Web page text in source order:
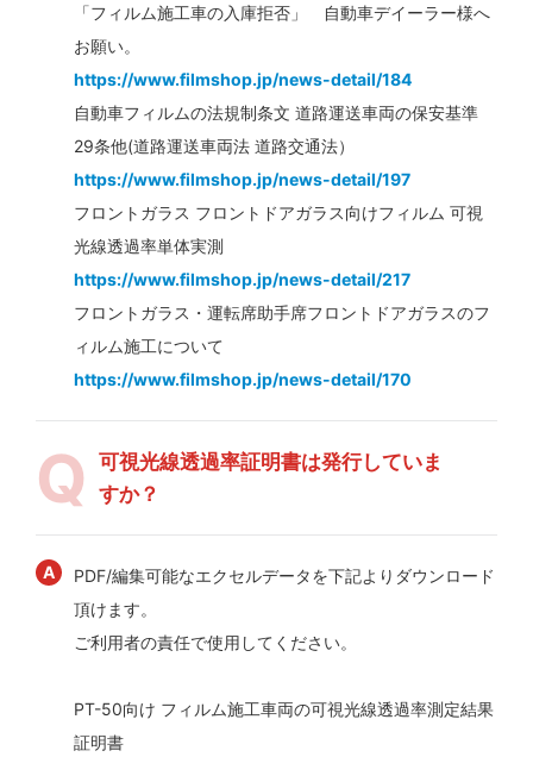
「フィルム施工車の入庫拒否」 自動車デイーラー様へ
お願い。
https://www.filmshop.jp/news-detail/184
自動車フィルムの法規制条文 道路運送車両の保安基準
29条他(道路運送車両法 道路交通法）
https://www.filmshop.jp/news-detail/197
フロントガラス フロントドアガラス向けフィルム 可視
光線透過率単体実測
https://www.filmshop.jp/news-detail/217
フロントガラス・運転席助手席フロントドアガラスのフ
ィルム施工について
https://www.filmshop.jp/news-detail/170
可視光線透過率証明書は発行していま
すか？
PDF/編集可能なエクセルデータを下記よりダウンロード
頂けます。
ご利用者の責任で使用してください。
PT-50向け フィルム施工車両の可視光線透過率測定結果
証明書